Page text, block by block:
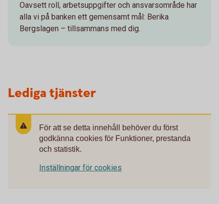
Oavsett roll, arbetsuppgifter och ansvarsområde har
alla vi på banken ett gemensamt mål: Berika
Bergslagen – tillsammans med dig.
Lediga tjänster
För att se detta innehåll behöver du först
godkänna cookies för Funktioner, prestanda
och statistik.
Inställningar för cookies